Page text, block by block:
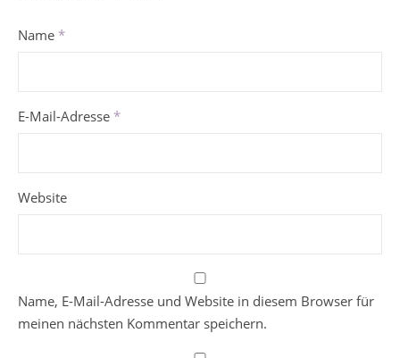
Name *
E-Mail-Adresse *
Website
Name, E-Mail-Adresse und Website in diesem Browser für
meinen nächsten Kommentar speichern.